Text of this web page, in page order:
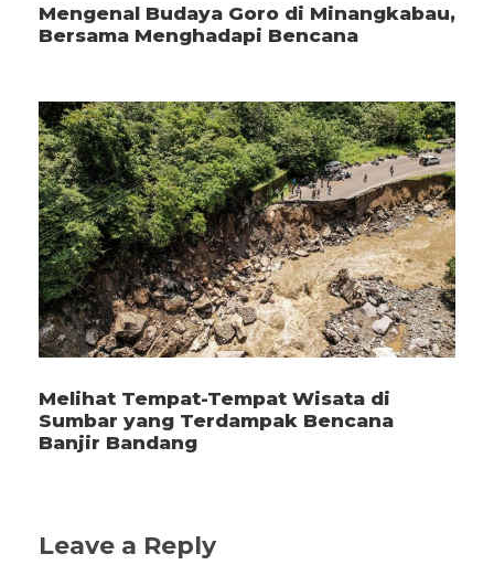
Mengenal Budaya Goro di Minangkabau,
Bersama Menghadapi Bencana
Melihat Tempat-Tempat Wisata di
Sumbar yang Terdampak Bencana
Banjir Bandang
Leave a Reply